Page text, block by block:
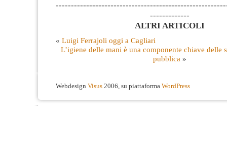
-------------
ALTRI ARTICOLI
« Luigi Ferrajoli oggi a Cagliari
L’igiene delle mani è una componente chiave delle
pubblica »
Webdesign Visus 2006, su piattaforma WordPress